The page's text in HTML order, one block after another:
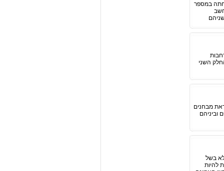
במספר
לימוד מתוך 5 יחידות מורחבות
רחבות בנות 25 כל אחת, ואילו החלק השני
מבחנים
וביניהם
בשל
להיות